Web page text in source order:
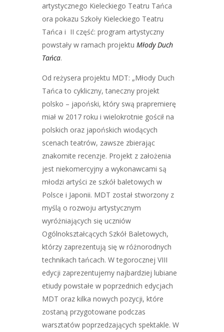
artystycznego Kieleckiego Teatru Tańca
ora pokazu Szkoły Kieleckiego Teatru
Tańca i II część: program artystyczny
powstały w ramach projektu Młody Duch
Tańca.
Od reżysera projektu MDT: „Młody Duch
Tańca to cykliczny, taneczny projekt
polsko – japoński, który swą prapremierę
miał w 2017 roku i wielokrotnie gościł na
polskich oraz japońskich wiodących
scenach teatrów, zawsze zbierając
znakomite recenzje. Projekt z założenia
jest niekomercyjny a wykonawcami są
młodzi artyści ze szkół baletowych w
Polsce i Japonii. MDT został stworzony z
myślą o rozwoju artystycznym
wyróżniających się uczniów
Ogólnokształcących Szkół Baletowych,
którzy zaprezentują się w różnorodnych
technikach tańcach. W tegorocznej VIII
edycji zaprezentujemy najbardziej lubiane
etiudy powstałe w poprzednich edycjach
MDT oraz kilka nowych pozycji, które
zostaną przygotowane podczas
warsztatów poprzedzających spektakle. W